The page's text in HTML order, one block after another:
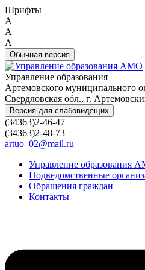
Шрифты
A
A
A
Обычная версия
Управление образования
Артемовского муниципального
Свердловская обл., г.
Версия для слабовидящих
(34363)2-46-47
(34363)2-48-73
artuo_02@mail.ru
Управление образования
Подведомственные
Обращения граждан
Контакты